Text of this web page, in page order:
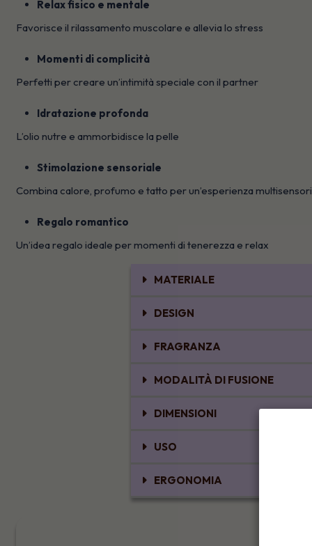
Relax fisico e mentale
Favorisce il rilassamento muscolare e allevia lo stress
Momenti di complicità
Perfetti per creare un’intimità speciale con il partner
Idratazione profonda
L’olio nutre e ammorbidisce la pelle
Stimolazione sensoriale
Combina calore, profumo e tatto per un’esperienza
Regalo romantico
Un’idea regalo ideale per momenti di tenerezza e relax
MATERIALE
DESIGN
FRAGRANZA
MODALITÀ DI FUSIONE
DIMENSIONI
USO
ERGONOMIA